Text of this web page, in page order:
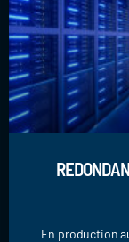
En production